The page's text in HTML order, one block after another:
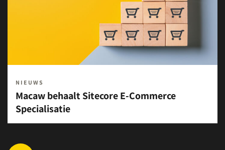
NIEUWS
Macaw behaalt Sitecore E-Commerce
Specialisatie